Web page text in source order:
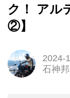
ク！ アル
②】
2024-
石神